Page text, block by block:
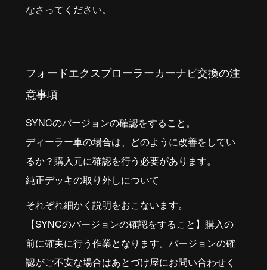
なさってください。
フォードエクスプローラーカーナビ交換の注
意事項
SYNCのバージョンの確認をすること。
ディーラー車の場合は、どのように改善をしてい
るか？購入元に確認を行う必要があります。
純正デッキの取り外しについて
それぞれ細かく説明をおこないます。
【SYNCのバージョンの確認をすること】購入の
前に確実に行う作業となります。バージョンの確
認がご不安な場合はあとづけ屋にお問い合わせく